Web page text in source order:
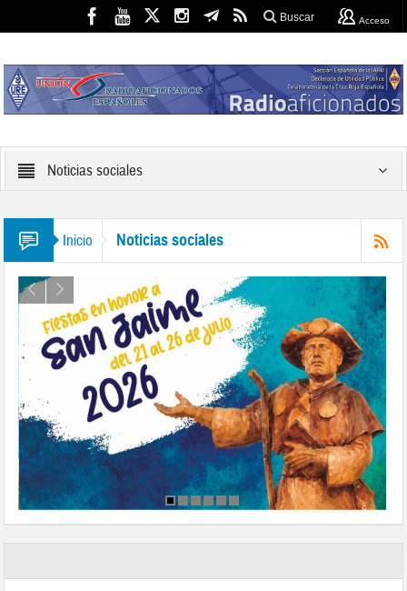
Buscar Acceso
Noticias sociales
Inicio Noticias sociales